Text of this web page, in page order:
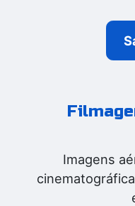
Imagens